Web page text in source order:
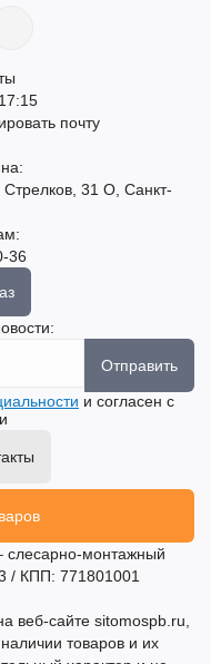
почту
31 О, Санкт-
36
Отправить
и согласен с
монтажный
/ КПП: 771801001
веб-сайте sitomospb.ru,
товаров и их